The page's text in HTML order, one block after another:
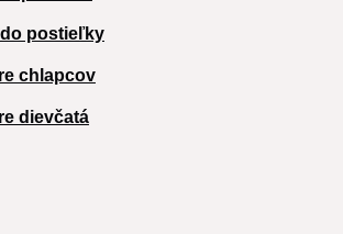
postieľky
chlapcov
dievčatá